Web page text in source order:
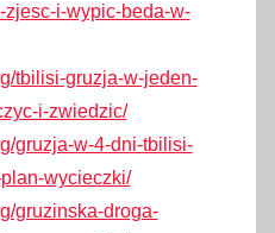
i-wypic-beda-w-
tbilisi-gruzja-w-jeden-
i-zwiedzic/
gruzja-w-4-dni-tbilisi-
wycieczki/
gruzinska-droga-